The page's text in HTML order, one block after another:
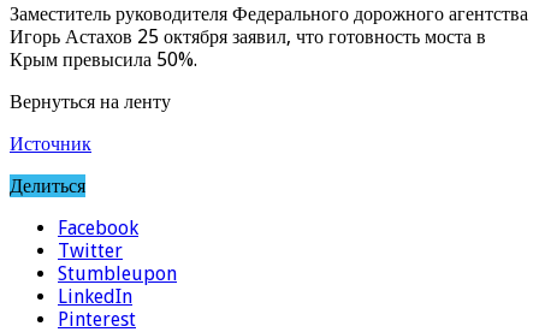
Заместитель руководителя Федерального дорожного агентства
Игорь Астахов 25 октября заявил, что готовность моста в
Крым превысила 50%.
Вернуться на ленту
Источник
Делиться
Facebook
Twitter
Stumbleupon
LinkedIn
Pinterest